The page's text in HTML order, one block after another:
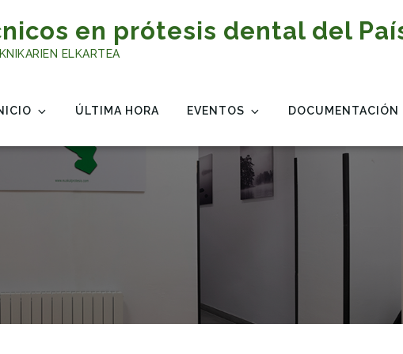
en prótesis dental del
ELKARTEA
ÚLTIMA HORA EVENTOS DOCUMENTACIÓN